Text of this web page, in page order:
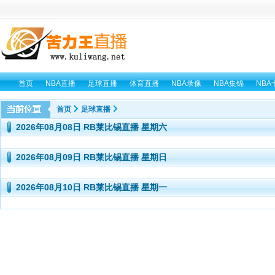
首页 NBA直播 足球直播 体育直播 NBA录像 NBA集锦 NBA
首页 足球直播
2026年08月08日 RB莱比锡直播 星期六
2026年08月09日 RB莱比锡直播 星期日
2026年08月10日 RB莱比锡直播 星期一